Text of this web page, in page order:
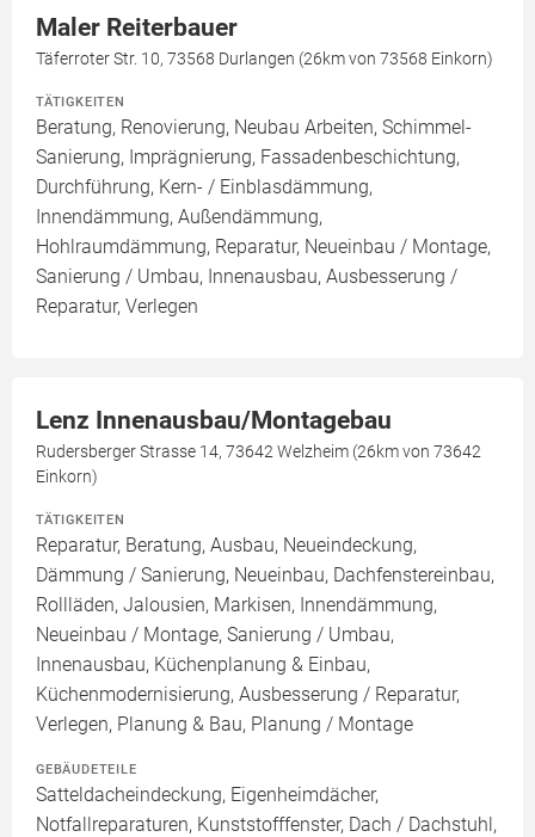
Maler Reiterbauer
Täferroter Str. 10, 73568 Durlangen (26km von 73568 Einkorn)
TÄTIGKEITEN
Beratung, Renovierung, Neubau Arbeiten, Schimmel-
Sanierung, Imprägnierung, Fassadenbeschichtung,
Durchführung, Kern- / Einblasdämmung,
Innendämmung, Außendämmung,
Hohlraumdämmung, Reparatur, Neueinbau / Montage,
Sanierung / Umbau, Innenausbau, Ausbesserung /
Reparatur, Verlegen
Lenz Innenausbau/Montagebau
Rudersberger Strasse 14, 73642 Welzheim (26km von 73642
Einkorn)
TÄTIGKEITEN
Reparatur, Beratung, Ausbau, Neueindeckung,
Dämmung / Sanierung, Neueinbau, Dachfenstereinbau,
Rollläden, Jalousien, Markisen, Innendämmung,
Neueinbau / Montage, Sanierung / Umbau,
Innenausbau, Küchenplanung & Einbau,
Küchenmodernisierung, Ausbesserung / Reparatur,
Verlegen, Planung & Bau, Planung / Montage
GEBÄUDETEILE
Satteldacheindeckung, Eigenheimdächer,
Notfallreparaturen, Kunststofffenster, Dach / Dachstuhl,